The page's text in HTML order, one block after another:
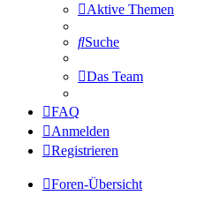
Aktive Themen
Suche
Das Team
FAQ
Anmelden
Registrieren
Foren-Übersicht